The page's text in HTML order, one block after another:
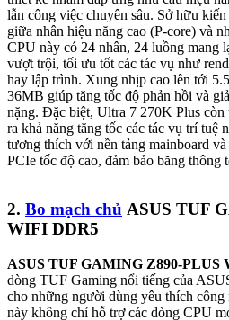
lẫn công việc chuyên sâu. Sở hữu
giữa nhân hiệu năng cao (P-core) và
CPU này có 24 nhân, 24 luồng mang
vượt trội, tối ưu tốt các tác vụ như
hay lập trình. Xung nhịp cao lên tới
36MB giúp tăng tốc độ phản hồi và
nặng. Đặc biệt, Ultra 7 270K Plus
ra khả năng tăng tốc các tác vụ trí tuệ
tương thích với nền tảng mainboard
PCIe tốc độ cao, đảm bảo băng
2. Bo mạch chủ ASUS TUF
WIFI DDR5
ASUS TUF GAMING Z890-PLUS
dòng TUF Gaming nổi tiếng của
cho những người dùng yêu thích công
này không chỉ hỗ trợ các dòng CPU